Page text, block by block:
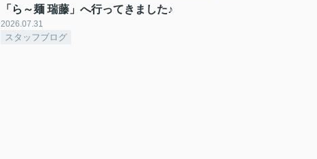
「ら～麺 瑞藤」へ行ってきました♪
2026.07.31
スタッフブログ